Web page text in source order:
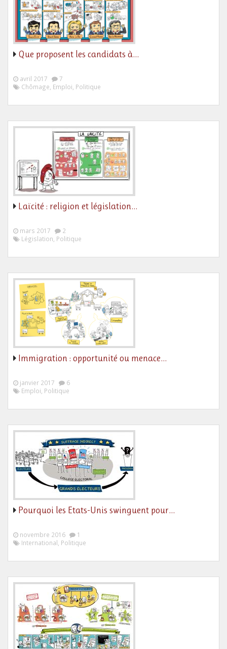
Que proposent les candidats à…
avril 2017
7
Chômage, Emploi, Politique
Laïcité : religion et législation…
mars 2017
2
Législation, Politique
Immigration : opportunité ou menace…
janvier 2017
6
Emploi, Politique
Pourquoi les Etats-Unis swinguent pour…
novembre 2016
1
International, Politique